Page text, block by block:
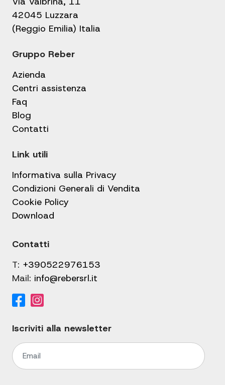
42045 Luzzara
(Reggio Emilia) Italia
Gruppo Reber
Azienda
Centri assistenza
Faq
Blog
Contatti
Link utili
Informativa sulla Privacy
Condizioni Generali di Vendita
Cookie Policy
Download
Contatti
T: +390522976153
Mail: info@rebersrl.it
Iscriviti alla newsletter